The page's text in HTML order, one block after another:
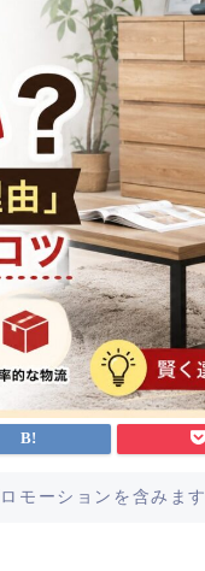
モーションを含みます